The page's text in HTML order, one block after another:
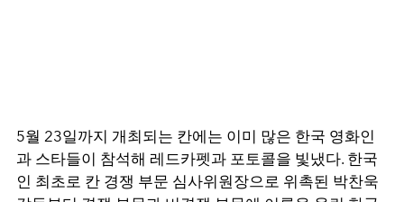
5월 23일까지 개최되는 칸에는 이미 많은 한국 영화인
과 스타들이 참석해 레드카펫과 포토콜을 빛냈다. 한국
인 최초로 칸 경쟁 부문 심사위원장으로 위촉된 박찬욱